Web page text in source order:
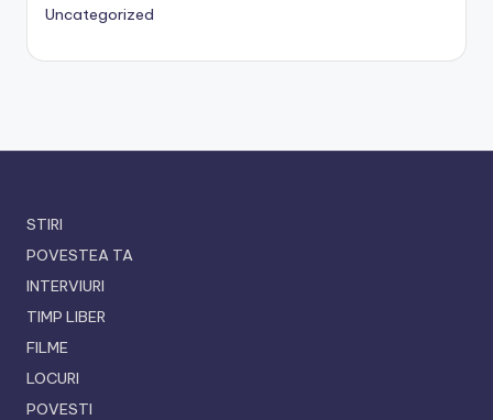
Uncategorized
STIRI
POVESTEA TA
INTERVIURI
TIMP LIBER
FILME
LOCURI
POVESTI